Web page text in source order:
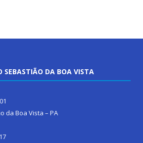
SEBASTIÃO DA BOA VISTA
da Boa Vista – PA